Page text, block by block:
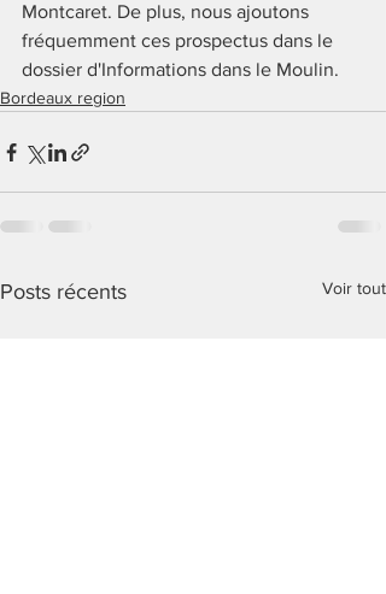
Montcaret. De plus, nous ajoutons
fréquemment ces prospectus dans le
dossier d'Informations dans le Moulin.
Bordeaux region
Posts récents Voir tout